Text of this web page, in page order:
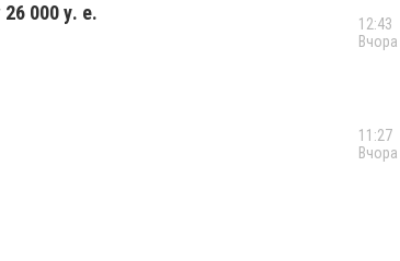
26 000 у. е.
12:43
Вчора
11:27
Вчора